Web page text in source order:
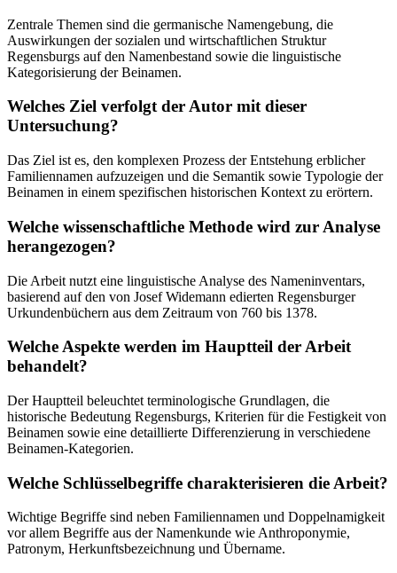
Zentrale Themen sind die germanische Namengebung, die
Auswirkungen der sozialen und wirtschaftlichen Struktur
Regensburgs auf den Namenbestand sowie die linguistische
Kategorisierung der Beinamen.
Welches Ziel verfolgt der Autor mit dieser
Untersuchung?
Das Ziel ist es, den komplexen Prozess der Entstehung erblicher
Familiennamen aufzuzeigen und die Semantik sowie Typologie der
Beinamen in einem spezifischen historischen Kontext zu erörtern.
Welche wissenschaftliche Methode wird zur Analyse
herangezogen?
Die Arbeit nutzt eine linguistische Analyse des Nameninventars,
basierend auf den von Josef Widemann edierten Regensburger
Urkundenbüchern aus dem Zeitraum von 760 bis 1378.
Welche Aspekte werden im Hauptteil der Arbeit
behandelt?
Der Hauptteil beleuchtet terminologische Grundlagen, die
historische Bedeutung Regensburgs, Kriterien für die Festigkeit von
Beinamen sowie eine detaillierte Differenzierung in verschiedene
Beinamen-Kategorien.
Welche Schlüsselbegriffe charakterisieren die Arbeit?
Wichtige Begriffe sind neben Familiennamen und Doppelnamigkeit
vor allem Begriffe aus der Namenkunde wie Anthroponymie,
Patronym, Herkunftsbezeichnung und Übername.